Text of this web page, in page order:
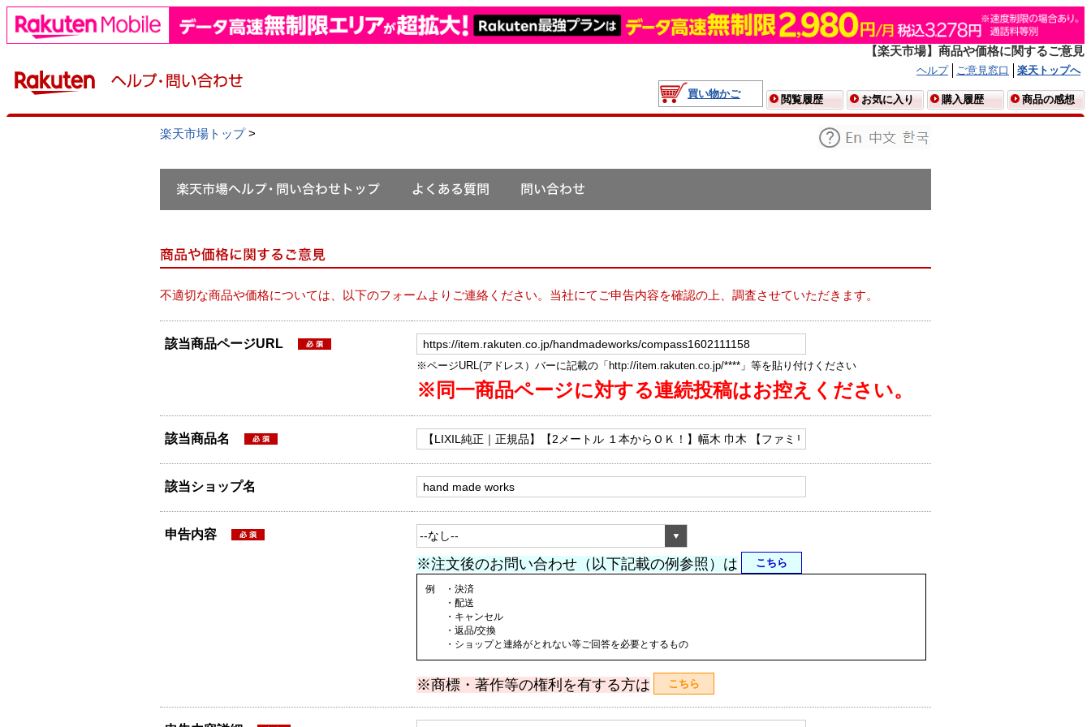
【楽天市場】商品や価格に関するご意見
ヘルプ ご意見窓口
楽天トップへ
買い物かご
閲覧履歴 お気に入り 購入履歴 商品の感想
楽天市場トップ>
不適切な商品や価格については、以下のフォームよりご連絡ください。当社にてご申告内容を確認の上、調査させていただきます。
該当商品ページURL
※ページURL(アドレス）バーに記載の「http://item.rakuten.co.jp/****」等を貼り付けください
※同一商品ページに対する連続投稿はお控えください。
該当商品名
該当ショップ名
申告内容
※注文後のお問い合わせ（以下記載の例参照）は こちら
例 ・決済
・配送
・キャンセル
・返品/交換
・ショップと連絡がとれない等ご回答を必要とするもの
※商標・著作等の権利を有する方は こちら